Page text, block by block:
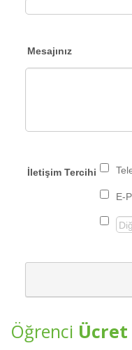
Mesajınız
İletişim Tercihi
E-
Öğrenci Ücret